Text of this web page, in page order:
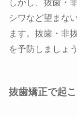
しかし、抜歯・
シワなど望まな
ます。抜歯・非
を予防しましょう
抜歯矯正で起